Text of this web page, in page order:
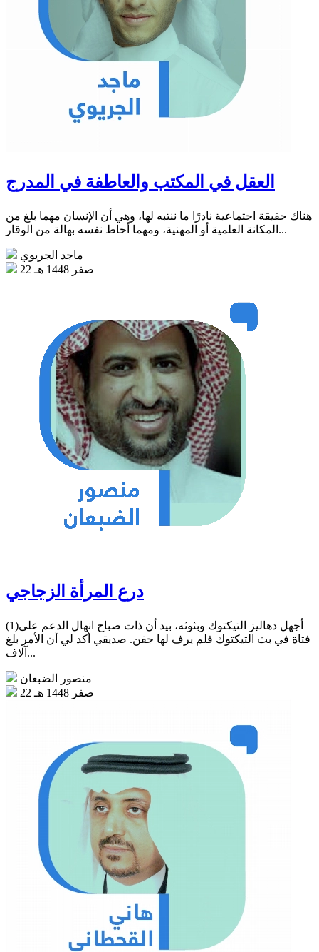
العقل في المكتب والعاطفة في المدرج
هناك حقيقة اجتماعية نادرًا ما ننتبه لها، وهي أن الإنسان مهما بلغ من
المكانة العلمية أو المهنية، ومهما أحاط نفسه بهالة من الوقار...
ماجد الجريوي
22 صفر 1448 هـ
درع المرأة الزجاجي
(1)أجهل دهاليز التيكتوك وبثوثه، بيد أن ذات صباح انهال الدعم على
فتاة في بث التيكتوك فلم يرف لها جفن. صديقي أكد لي أن الأمر بلغ
آلاف...
منصور الضبعان
22 صفر 1448 هـ